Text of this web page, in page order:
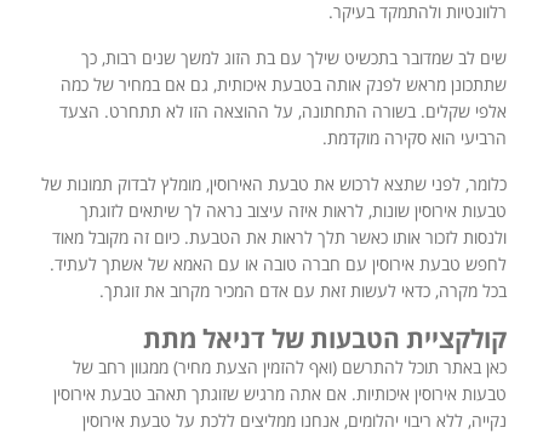
רלוונטיות ולהתמקד בעיקר.
שים לב שמדובר בתכשיט שילך עם בת הזוג למשך שנים רבות, כך
שתתכונן מראש לפנק אותה בטבעת איכותית, גם אם במחיר של כמה
אלפי שקלים. בשורה התחתונה, על ההוצאה הזו לא תתחרט. הצעד
הרביעי הוא סקירה מוקדמת.
כלומר, לפני שתצא לרכוש את טבעת האירוסין, מומלץ לבדוק תמונות של
טבעות אירוסין שונות, לראות איזה עיצוב נראה לך שיתאים לזוגתך
ולנסות לזכור אותו כאשר תלך לראות את הטבעת. כיום זה מקובל מאוד
לחפש טבעת אירוסין עם חברה טובה או עם האמא של אשתך לעתיד.
בכל מקרה, כדאי לעשות זאת עם אדם המכיר מקרוב את זוגתך.
קולקציית הטבעות של דניאל מתת
כאן באתר תוכל להתרשם (ואף להזמין הצעת מחיר) ממגוון רחב של
טבעות אירוסין איכותיות. אם אתה מרגיש שזוגתך תאהב טבעת אירוסין
נקייה, ללא ריבוי יהלומים, אנחנו ממליצים ללכת על טבעת אירוסין